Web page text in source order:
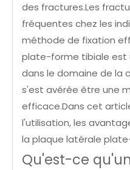
des fractures.Les
fréquentes chez les
méthode de fixation
plate-forme tibiale est
dans le domaine de la
s'est avérée être une
efficace.Dans cet
l'utilisation, les
la plaque latérale
Qu'est-ce